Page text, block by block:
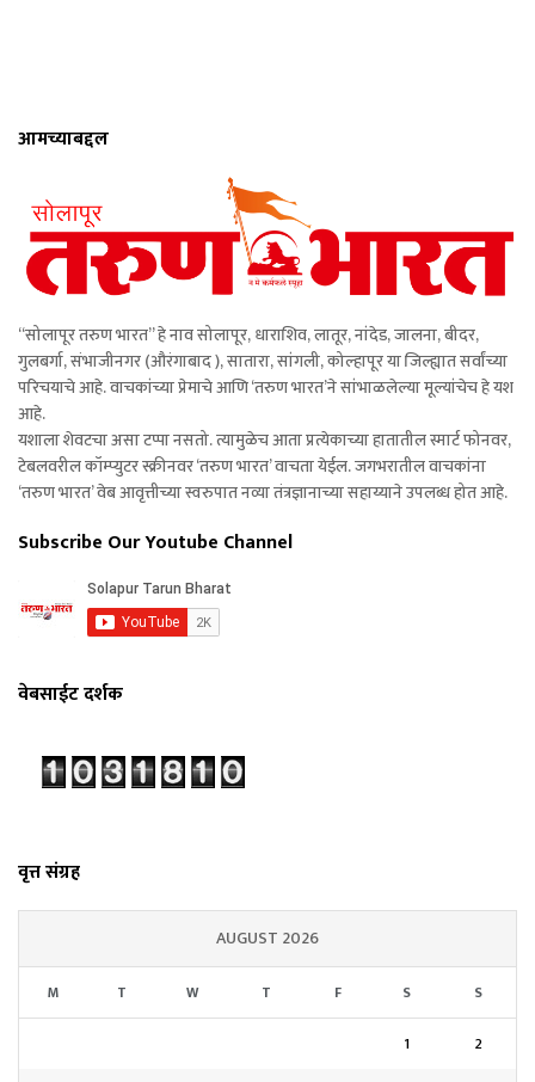
आमच्याबद्दल
“सोलापूर तरुण भारत” हे नाव सोलापूर, धाराशिव, लातूर, नांदेड, जालना, बीदर,
गुलबर्गा, संभाजीनगर (औरंगाबाद ), सातारा, सांगली, कोल्हापूर या जिल्ह्यात सर्वांच्या
परिचयाचे आहे. वाचकांच्या प्रेमाचे आणि ‘तरुण भारत’ने सांभाळलेल्या मूल्यांचेच हे यश
आहे.
यशाला शेवटचा असा टप्पा नसतो. त्यामुळेच आता प्रत्येकाच्या हातातील स्मार्ट फोनवर,
टेबलवरील कॉम्प्युटर स्क्रीनवर ‘तरुण भारत’ वाचता येईल. जगभरातील वाचकांना
‘तरुण भारत’ वेब आवृत्तीच्या स्वरुपात नव्या तंत्रज्ञानाच्या सहाय्याने उपलब्ध होत आहे.
Subscribe Our Youtube Channel
वेबसाईट दर्शक
वृत्त संग्रह
AUGUST 2026
M T W T F S S
1
2